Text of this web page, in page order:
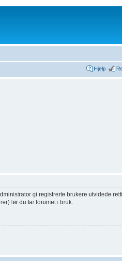
Hjelp
gi registrerte brukere utvidede
før du tar forumet i bruk.